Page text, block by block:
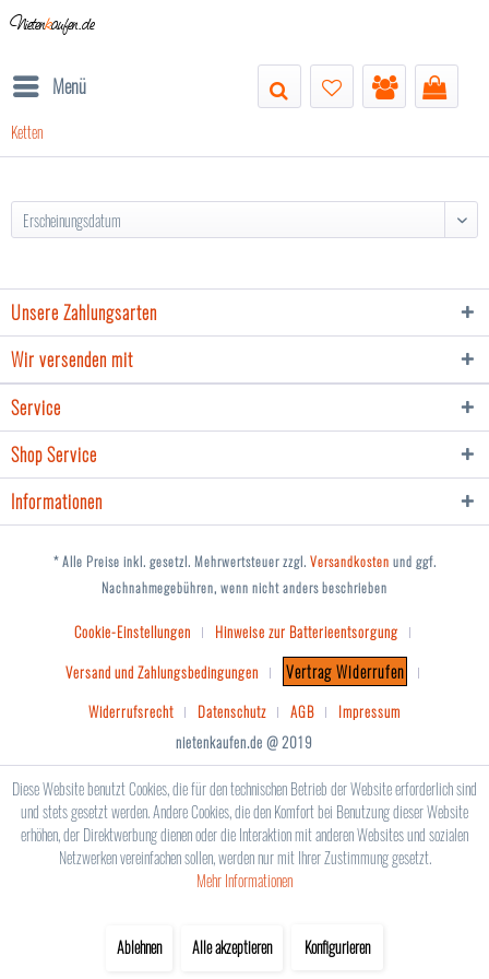
Nietenkaufen.de
Menü
Ketten
Unsere Zahlungsarten
Wir versenden mit
Service
Shop Service
Informationen
* Alle Preise inkl. gesetzl. Mehrwertsteuer zzgl. Versandkosten und ggf.
Nachnahmegebühren, wenn nicht anders beschrieben
Cookie-Einstellungen
Hinweise zur Batterieentsorgung
Versand und Zahlungsbedingungen
Vertrag Widerrufen
Widerrufsrecht Datenschutz AGB
Impressum
nietenkaufen.de @ 2019
Diese Website benutzt Cookies, die für den technischen Betrieb der Website erforderlich sind
und stets gesetzt werden. Andere Cookies, die den Komfort bei Benutzung dieser Website
erhöhen, der Direktwerbung dienen oder die Interaktion mit anderen Websites und sozialen
Netzwerken vereinfachen sollen, werden nur mit Ihrer Zustimmung gesetzt.
Mehr Informationen
Ablehnen Alle akzeptieren Konfigurieren